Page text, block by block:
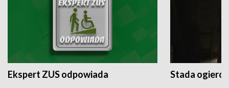
Ekspert ZUS odpowiada Stada